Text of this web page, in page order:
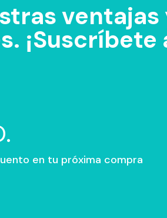
ventajas
¡Suscríbete
en tu próxima compra